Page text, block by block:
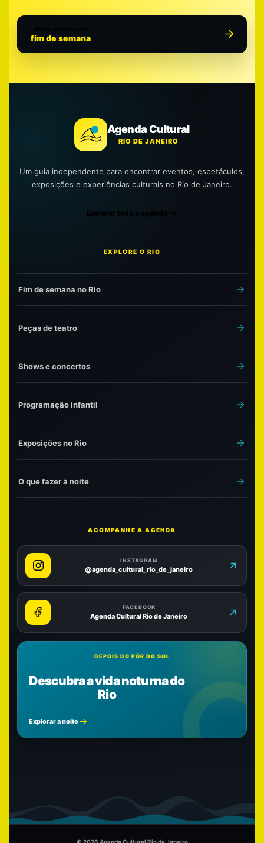
fim de semana
Agenda Cultural
RIO DE JANEIRO
Um guia independente para encontrar eventos, espetáculos,
exposições e experiências culturais no Rio de Janeiro.
Explorar toda a agenda
EXPLORE O RIO
Fim de semana no Rio
Peças de teatro
Shows e concertos
Programação infantil
Exposições no Rio
O que fazer à noite
ACOMPANHE A AGENDA
INSTAGRAM
@agenda_cultural_rio_de_janeiro
FACEBOOK
Agenda Cultural Rio de Janeiro
DEPOIS DO PÔR DO SOL
Descubra a vida noturna do
Rio
Explorar a noite